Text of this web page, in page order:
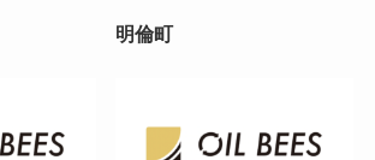
明倫町